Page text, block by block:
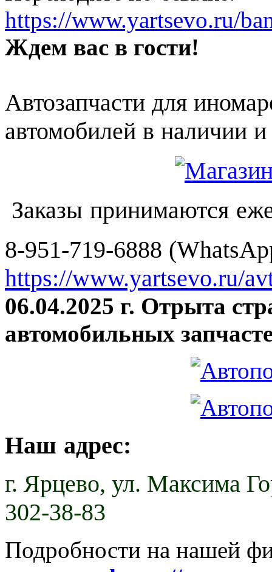
https://www.yartsevo.ru/
Ждем вас в гости!
Автозапчасти для
автомобилей в наличии и
Заказы принимаются
8-951-719-6888
https://www.yartsevo.ru/
06.04.2025 г. Отрыта
автомобильных
Наш адрес:
г. Ярцево, ул. Максима
302-38-83
Подробности на нашей